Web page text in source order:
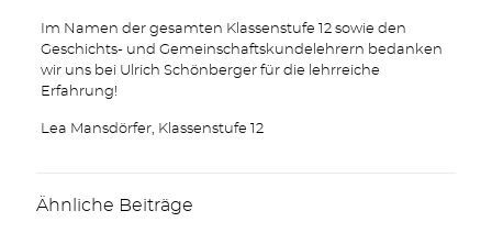
Im Namen der gesamten Klassenstufe 12 sowie den
Geschichts- und Gemeinschaftskundelehrern bedanken
wir uns bei Ulrich Schönberger für die lehrreiche
Erfahrung!
Lea Mansdörfer, Klassenstufe 12
Ähnliche Beiträge